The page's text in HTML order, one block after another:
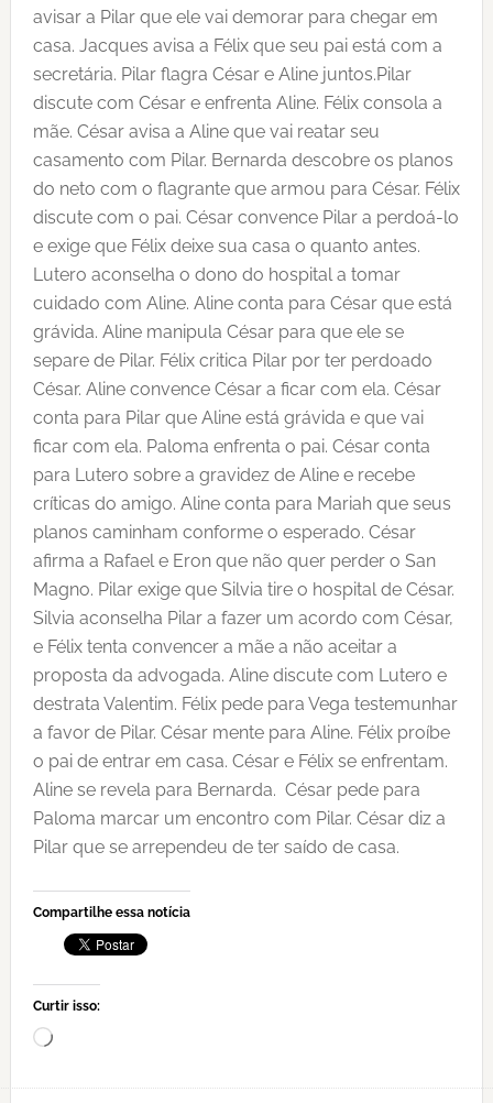
avisar a Pilar que ele vai demorar para chegar em
casa. Jacques avisa a Félix que seu pai está com a
secretária. Pilar flagra César e Aline juntos.Pilar
discute com César e enfrenta Aline. Félix consola a
mãe. César avisa a Aline que vai reatar seu
casamento com Pilar. Bernarda descobre os planos
do neto com o flagrante que armou para César. Félix
discute com o pai. César convence Pilar a perdoá-lo
e exige que Félix deixe sua casa o quanto antes.
Lutero aconselha o dono do hospital a tomar
cuidado com Aline. Aline conta para César que está
grávida. Aline manipula César para que ele se
separe de Pilar. Félix critica Pilar por ter perdoado
César. Aline convence César a ficar com ela. César
conta para Pilar que Aline está grávida e que vai
ficar com ela. Paloma enfrenta o pai. César conta
para Lutero sobre a gravidez de Aline e recebe
críticas do amigo. Aline conta para Mariah que seus
planos caminham conforme o esperado. César
afirma a Rafael e Eron que não quer perder o San
Magno. Pilar exige que Silvia tire o hospital de César.
Silvia aconselha Pilar a fazer um acordo com César,
e Félix tenta convencer a mãe a não aceitar a
proposta da advogada. Aline discute com Lutero e
destrata Valentim. Félix pede para Vega testemunhar
a favor de Pilar. César mente para Aline. Félix proíbe
o pai de entrar em casa. César e Félix se enfrentam.
Aline se revela para Bernarda. César pede para
Paloma marcar um encontro com Pilar. César diz a
Pilar que se arrependeu de ter saído de casa.
Compartilhe essa notícia
Curtir isso:
Carregando...